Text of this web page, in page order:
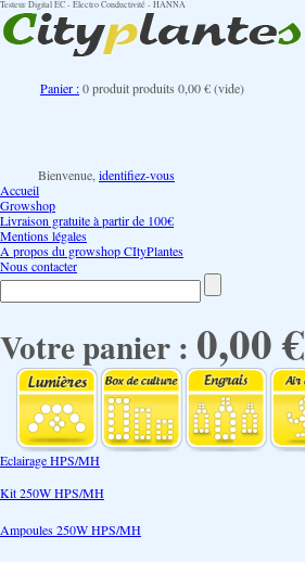
Testeur Digital EC - Electro Conductivité - HANNA
Panier :0produitproduits 0,00 €(vide)
Bienvenue, identifiez-vous
Accueil
Growshop
Livraison gratuite à partir de 100€
Mentions légales
A propos du growshop CItyPlantes
Nous contacter
Votre panier : 0,00 €
Eclairage HPS/MH
Kit 250W HPS/MH
Ampoules 250W HPS/MH